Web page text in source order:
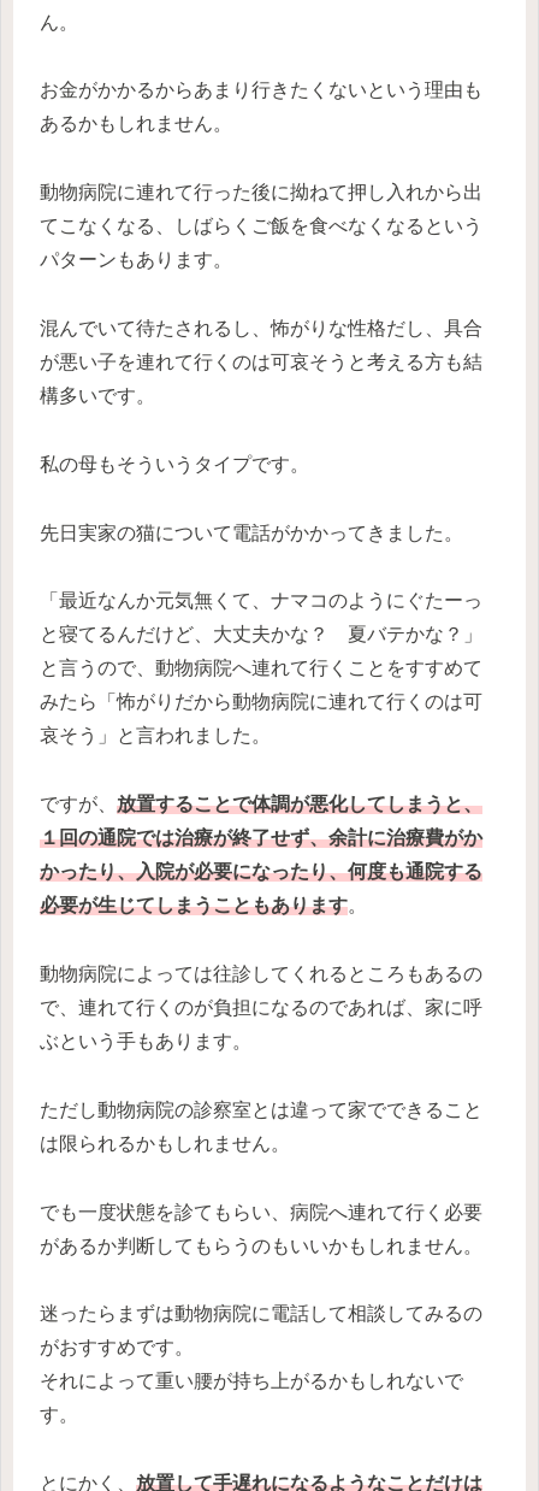
ん。
お金がかかるからあまり行きたくないという理由も
あるかもしれません。
動物病院に連れて行った後に拗ねて押し入れから出
てこなくなる、しばらくご飯を食べなくなるという
パターンもあります。
混んでいて待たされるし、怖がりな性格だし、具合
が悪い子を連れて行くのは可哀そうと考える方も結
構多いです。
私の母もそういうタイプです。
先日実家の猫について電話がかかってきました。
「最近なんか元気無くて、ナマコのようにぐたーっ
と寝てるんだけど、大丈夫かな？ 夏バテかな？」
と言うので、動物病院へ連れて行くことをすすめて
みたら「怖がりだから動物病院に連れて行くのは可
哀そう」と言われました。
ですが、 放置することで体調が悪化してしまうと、
１回の通院では治療が終了せず、余計に治療費がか
かったり、入院が必要になったり、何度も通院する
必要が生じてしまうこともあります。
動物病院によっては往診してくれるところもあるの
で、連れて行くのが負担になるのであれば、家に呼
ぶという手もあります。
ただし動物病院の診察室とは違って家でできること
は限られるかもしれません。
でも一度状態を診てもらい、病院へ連れて行く必要
があるか判断してもらうのもいいかもしれません。
迷ったらまずは動物病院に電話して相談してみるの
がおすすめです。
それによって重い腰が持ち上がるかもしれないで
す。
とにかく、 放置して手遅れになるようなことだけは